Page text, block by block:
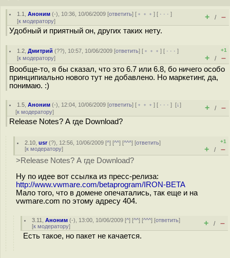
1.1 ,Аноним (-), 10:36, 10/06/2009 [ответить] [ ﹢﹢﹢] [ · · ·]
[к модератору] + / –
Удобный и приятный он, других таких нету.
1.2 ,Дмитрий (??), 10:57, 10/06/2009 [ответить] [ ﹢﹢﹢] [ · · ·]
[к модератору]
+1
+ / –
Вообще-то, я бы сказал, что это 6.7 или 6.8, бо ничего особо
принципиально нового тут не добавлено. Но маркетинг, да,
понимаю. :)
1.5 ,Аноним (-), 12:04, 10/06/2009 [ответить] [ ﹢﹢﹢] [ · · ·][↓]
[к модератору] + / –
Release Notes? А где Download?
2.10 ,usr(?), 12:56, 10/06/2009 [^] [^^] [^^^] [ответить]
[к модератору]
+1
+ / –
>Release Notes? А где Download?
Ну по идее вот ссылка из пресс-релиза:
http://www.vwmare.com/betaprogram/IRON-BETA
Мало того, что в домене опечатались, так еще и на
vwmare.com по этому адресу 404.
3.11 ,Аноним (-), 13:00, 10/06/2009 [^] [^^] [^^^] [ответить]
[к модератору] + / –
Есть такое, но пакет не качается.